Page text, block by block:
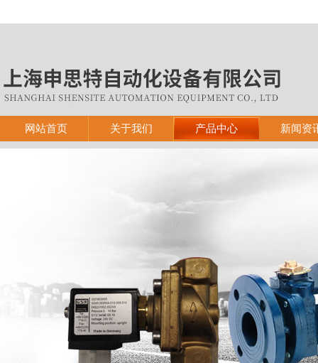
网站首页 关于我们 产品中心 新闻资